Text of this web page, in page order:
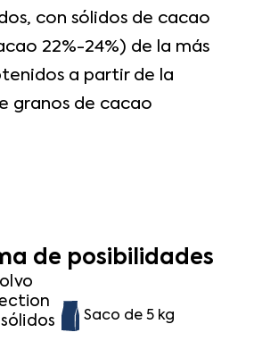
con sólidos de cacao
22%-24%) de la más
a partir de la
granos de cacao
de posibilidades
Saco de 5 kg